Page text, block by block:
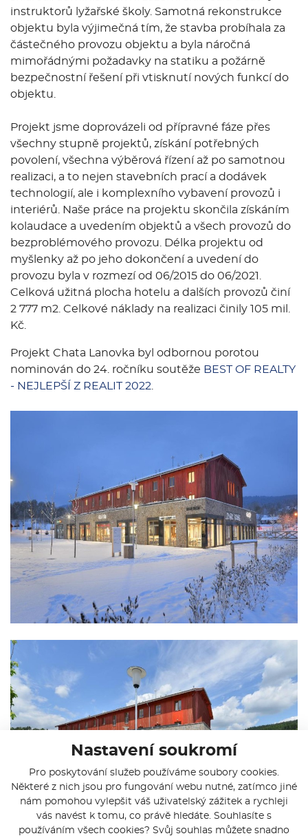
Nastavení soukromí
Pro poskytování služeb používáme soubory cookies.
Některé z nich jsou pro fungování webu nutné, zatímco jiné
nám pomohou vylepšit váš uživatelský zážitek a rychleji
vás navést k tomu, co právě hledáte. Souhlasíte s
používáním všech cookies? Svůj souhlas můžete snadno
instruktorů lyžařské školy. Samotná rekonstrukce
objektu byla výjimečná tím, že stavba probíhala za
částečného provozu objektu a byla náročná
mimořádnými požadavky na statiku a požárně
bezpečnostní řešení při vtisknutí nových funkcí do
objektu.
Projekt jsme doprovázeli od přípravné fáze přes
všechny stupně projektů, získání potřebných
povolení, všechna výběrová řízení až po samotnou
realizaci, a to nejen stavebních prací a dodávek
technologií, ale i komplexního vybavení provozů i
interiérů. Naše práce na projektu skončila získáním
kolaudace a uvedením objektů a všech provozů do
bezproblémového provozu. Délka projektu od
myšlenky až po jeho dokončení a uvedení do
provozu byla v rozmezí od 06/2015 do 06/2021.
Celková užitná plocha hotelu a dalších provozů činí
2 777 m2. Celkové náklady na realizaci činily 105 mil.
Kč.
Projekt Chata Lanovka byl odbornou porotou
nominován do 24. ročníku soutěže BEST OF REALTY
- NEJLEPŠÍ Z REALIT 2022